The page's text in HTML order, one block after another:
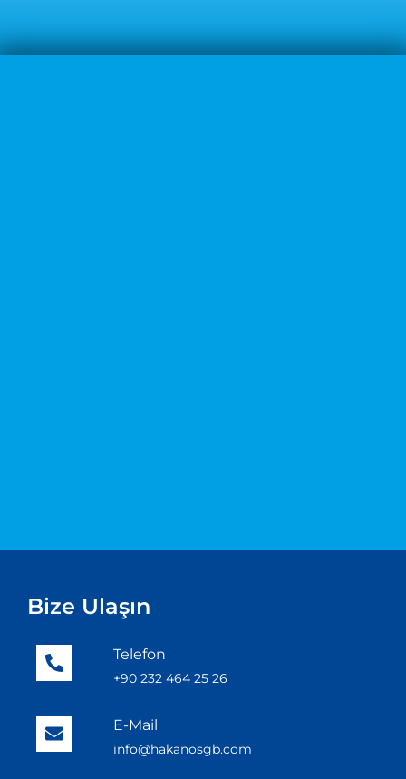
Bize Ulaşın
Telefon
+90 232 464 25 26
E-Mail
info@hakanosgb.com